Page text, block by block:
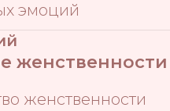
эмоций
женственности
женственности